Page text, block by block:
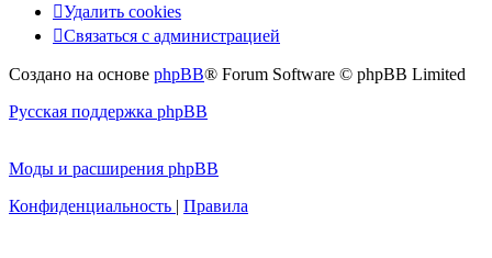
Удалить cookies
Связаться с администрацией
Создано на основе phpBB® Forum Software © phpBB Limited
Русская поддержка phpBB
Моды и расширения phpBB
Конфиденциальность | Правила